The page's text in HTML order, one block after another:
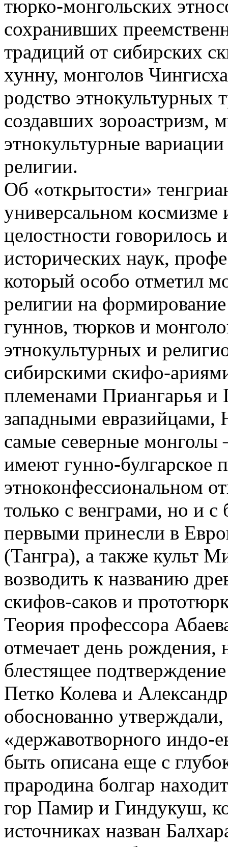
тюрко-монгольских
сохранивших
традиций от сибирских
хунну, монголов
родство этнокультурных
создавших зороастризм,
этнокультурные
религии.
Об «открытости»
универсальном космизме
целостности говорилось
исторических наук,
который особо отметил
религии на
гуннов, тюрков и
этнокультурных и
сибирскими скифо-
племенами Приангарья и
западными евразийцами,
самые северные
имеют гунно-булгарское
этноконфессиональном
только с венграми, но и с
первыми принесли в
(Тангра), а также культ
возводить к названию
скифов-саков и
Теория профессора
отмечает день
блестящее
Петко Колева и
обоснованно
«державотворного индо-
быть описана еще с
прародина болгар
гор Памир и Гиндукуш,
источниках назван